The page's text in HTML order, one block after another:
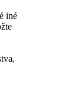
iné